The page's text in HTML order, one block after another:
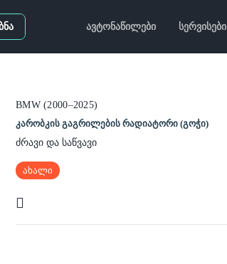
ავტონაწილები სერვისები
BMW (2000–2025)
კარობკის გაგრილების რადიატორი (გოჭი)
ძრავი და საწვავი
ახალი